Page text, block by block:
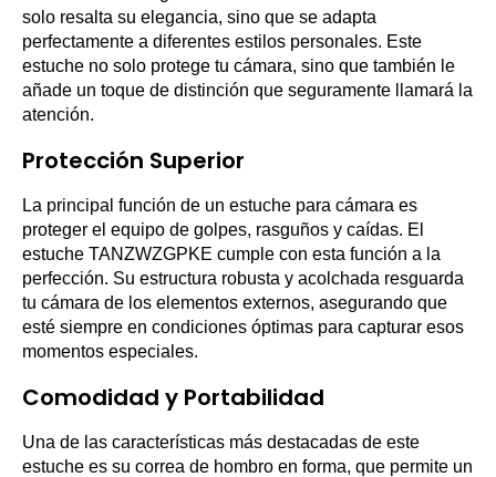
solo resalta su elegancia, sino que se adapta
perfectamente a diferentes estilos personales. Este
estuche no solo protege tu cámara, sino que también le
añade un toque de distinción que seguramente llamará la
atención.
Protección Superior
La principal función de un estuche para cámara es
proteger el equipo de golpes, rasguños y caídas. El
estuche TANZWZGPKE cumple con esta función a la
perfección. Su estructura robusta y acolchada resguarda
tu cámara de los elementos externos, asegurando que
esté siempre en condiciones óptimas para capturar esos
momentos especiales.
Comodidad y Portabilidad
Una de las características más destacadas de este
estuche es su correa de hombro en forma, que permite un